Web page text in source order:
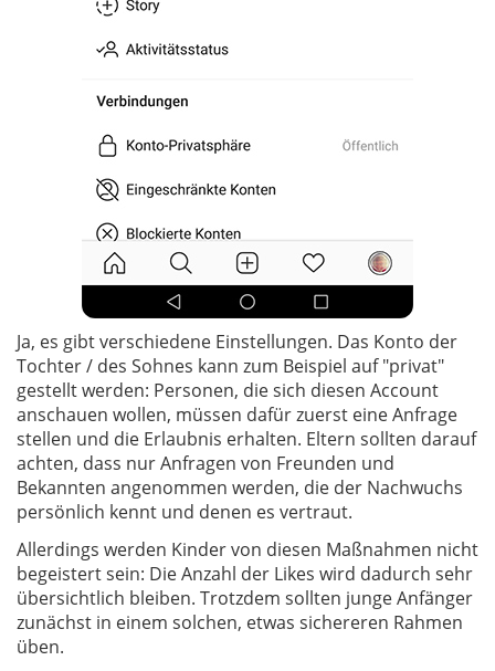
Ja, es gibt verschiedene Einstellungen. Das Konto der
Tochter / des Sohnes kann zum Beispiel auf "privat"
gestellt werden: Personen, die sich diesen Account
anschauen wollen, müssen dafür zuerst eine Anfrage
stellen und die Erlaubnis erhalten. Eltern sollten darauf
achten, dass nur Anfragen von Freunden und
Bekannten angenommen werden, die der Nachwuchs
persönlich kennt und denen es vertraut.
Allerdings werden Kinder von diesen Maßnahmen nicht
begeistert sein: Die Anzahl der Likes wird dadurch sehr
übersichtlich bleiben. Trotzdem sollten junge Anfänger
zunächst in einem solchen, etwas sichereren Rahmen
üben.